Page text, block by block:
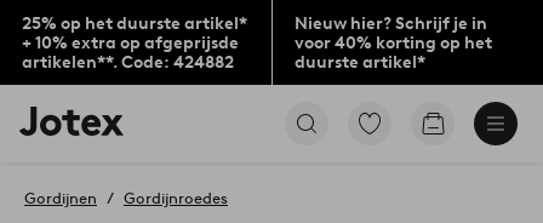
25% op het duurste artikel*
+ 10% extra op afgeprijsde
artikelen**. Code: 424882
Nieuw hier? Schrijf je in
voor 40% korting op het
duurste artikel*
Jotex
logo
to
Ga
Go
Gordijnen Gordijnroedes